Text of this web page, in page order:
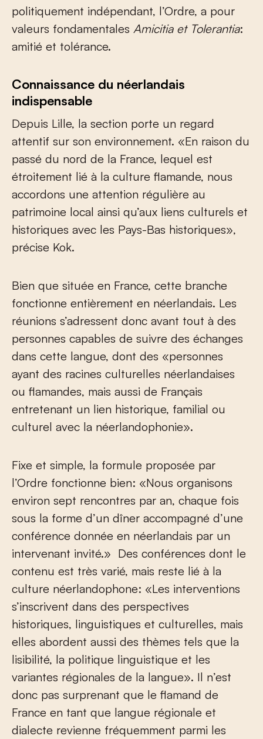
politiquement indépendant, l’Ordre, a pour
valeurs fondamentales Amicitia et Tolerantia:
amitié et tolérance.
Connaissance du néerlandais
indispensable
Depuis Lille, la section porte un regard
attentif sur son environnement. «En raison du
passé du nord de la France, lequel est
étroitement lié à la culture flamande, nous
accordons une attention régulière au
patrimoine local ainsi qu’aux liens culturels et
historiques avec les Pays-Bas historiques»,
précise Kok.
Bien que située en France, cette branche
fonctionne entièrement en néerlandais. Les
réunions s’adressent donc avant tout à des
personnes capables de suivre des échanges
dans cette langue, dont des «personnes
ayant des racines culturelles néerlandaises
ou flamandes, mais aussi de Français
entretenant un lien historique, familial ou
culturel avec la néerlandophonie».
Fixe et simple, la formule proposée par
l’Ordre fonctionne bien: «Nous organisons
environ sept rencontres par an, chaque fois
sous la forme d’un dîner accompagné d’une
conférence donnée en néerlandais par un
intervenant invité.» Des conférences dont le
contenu est très varié, mais reste lié à la
culture néerlandophone: «Les interventions
s’inscrivent dans des perspectives
historiques, linguistiques et culturelles, mais
elles abordent aussi des thèmes tels que la
lisibilité, la politique linguistique et les
variantes régionales de la langue». Il n’est
donc pas surprenant que le flamand de
France en tant que langue régionale et
dialecte revienne fréquemment parmi les